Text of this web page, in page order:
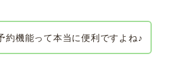
約機能って本当に便利ですよね♪